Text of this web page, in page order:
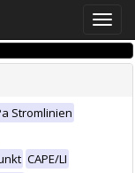
Toggle
Stromlinien
CAPE/LI